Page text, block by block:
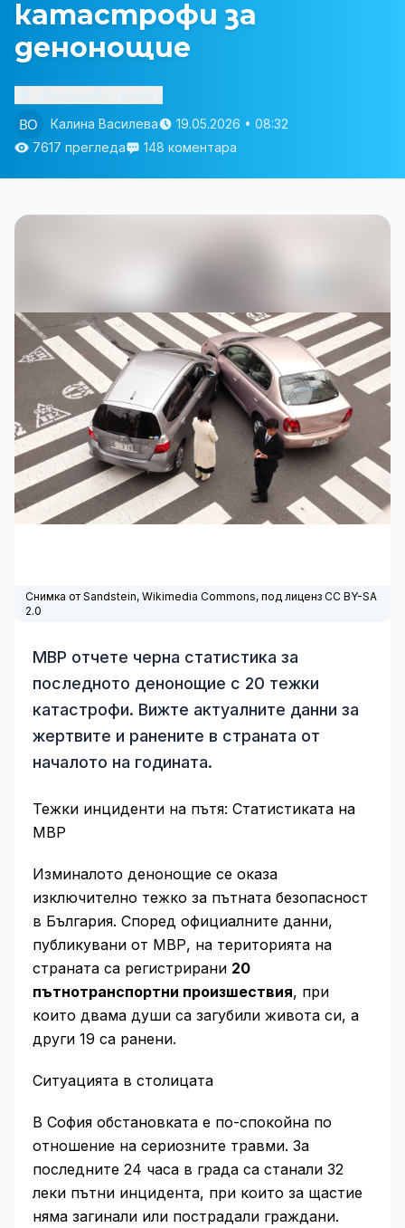
катастрофи за
денонощие
Калина Василева
19.05.2026 • 08:32
7617 прегледа
148 коментара
Снимка от Sandstein, Wikimedia Commons, под лиценз CC BY-SA
2.0
МВР отчете черна статистика за
последното денонощие с 20 тежки
катастрофи. Вижте актуалните данни за
жертвите и ранените в страната от
началото на годината.
Тежки инциденти на пътя: Статистиката на
МВР
Изминалото денонощие се оказа
изключително тежко за пътната безопасност
в България. Според официалните данни,
публикувани от МВР, на територията на
страната са регистрирани 20
пътнотранспортни произшествия, при
които двама души са загубили живота си, а
други 19 са ранени.
Ситуацията в столицата
В София обстановката е по-спокойна по
отношение на сериозните травми. За
последните 24 часа в града са станали 32
леки пътни инцидента, при които за щастие
няма загинали или пострадали граждани.